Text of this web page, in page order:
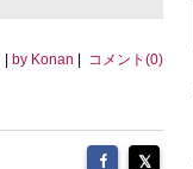
by Konan コメント(0)